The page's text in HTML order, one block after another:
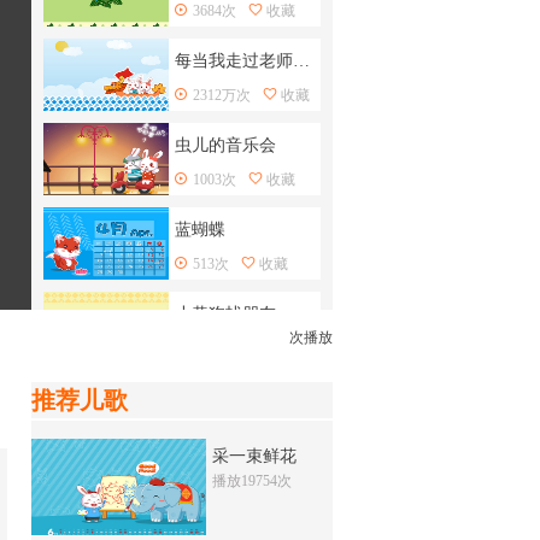
3684次 收藏
每当我走过老师的窗前
2312万次 收藏
虫儿的音乐会
1003次 收藏
蓝蝴蝶
513次 收藏
小黄狗找朋友
收藏
老鹰抓小鸡
941次
次播放
推荐儿歌
采一束鲜花
播放19754次